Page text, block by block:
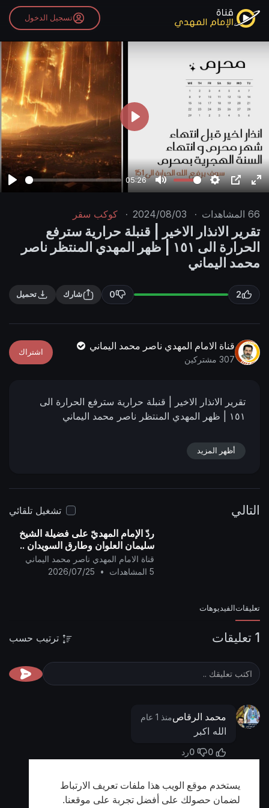
يستخدم موقع الويب هذا ملفات تعريف الارتباط
لضمان حصولك على أفضل تجربة على موقعنا.
تسجيل الدخول
05:26
M
u
e
S
t
g
P
E
n
e
u
l
c
P
a
y
66 المشاهدات ·
2024/08/03
· كوكب سقر
تقرير الانذار الاخير | قنبلة حرارية سترفع
الحرارة الى ١٥١ | ظهر المهدي المنتظر ناصر
محمد اليماني
2
0 شارك تحميل
قناة الامام المهدي ناصر محمد اليماني
307 مشتركين
اشتراك
تقرير الانذار الاخير | قنبلة حرارية سترفع الحرارة الى
١٥١ | ظهر المهدي المنتظر ناصر محمد اليماني
أظهر المزيد
التالي
تشغيل تلقائي
ردّ الإمام المهديّ على فضيلة الشيخ
سليمان العلوان وطارق السويدان ..
قناة الامام المهدي ناصر محمد اليماني
5 المشاهدات
•
2026/07/25
تعليقات الفيديوهات
1 تعليقات ترتيب حسب
محمد الرقاصمنذ 1 عام
الله اكبر
0
0رد
أظهر المزيد